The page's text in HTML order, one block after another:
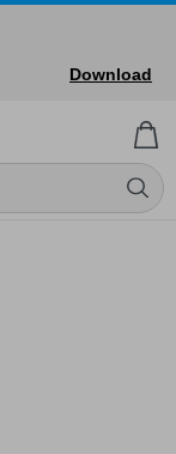
Download